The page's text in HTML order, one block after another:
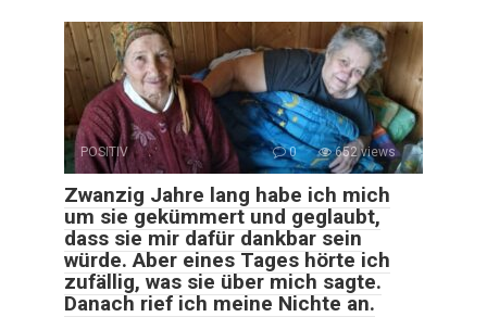
POSITIV 0 652 views
Zwanzig Jahre lang habe ich mich
um sie gekümmert und geglaubt,
dass sie mir dafür dankbar sein
würde. Aber eines Tages hörte ich
zufällig, was sie über mich sagte.
Danach rief ich meine Nichte an.